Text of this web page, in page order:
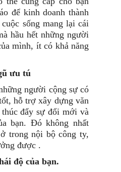
để kinh doanh thành
sống mang lại cái
hầu hết những người
mình, ít có khả năng
ưu tú
người cộng sự có
hỗ trợ xây dựng văn
đẩy sự đổi mới và
bạn. Đó không nhất
trong nội bộ công ty,
được .
độ của bạn.